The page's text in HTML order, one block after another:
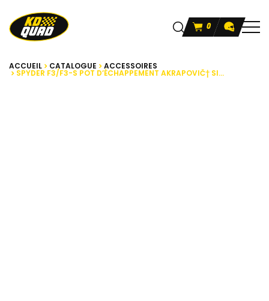
0
ACCUEIL CATALOGUE ACCESSOIRES
SPYDER F3/F3-S POT D’ÉCHAPPEMENT AKRAPOVIČ† SI...